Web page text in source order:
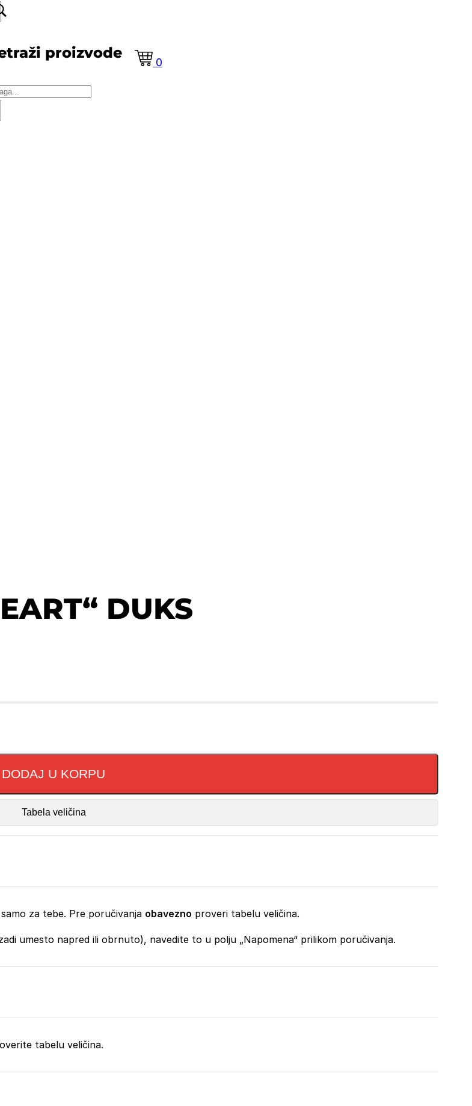
proizvode
0
DUKS
DODAJ U KORPU
Tabela veličina
za tebe. Pre poručivanja obavezno proveri tabelu veličina.
umesto napred ili obrnuto), navedite to u polju „Napomena“ prilikom poručivanja.
tabelu veličina.